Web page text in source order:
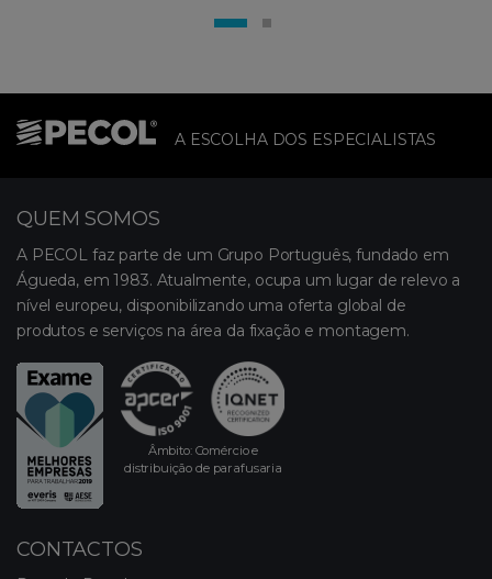
A ESCOLHA DOS ESPECIALISTAS
QUEM SOMOS
A PECOL faz parte de um Grupo Português, fundado em
Águeda, em 1983. Atualmente, ocupa um lugar de relevo a
nível europeu, disponibilizando uma oferta global de
produtos e serviços na área da fixação e montagem.
Âmbito: Comércio e
distribuição de parafusaria
CONTACTOS